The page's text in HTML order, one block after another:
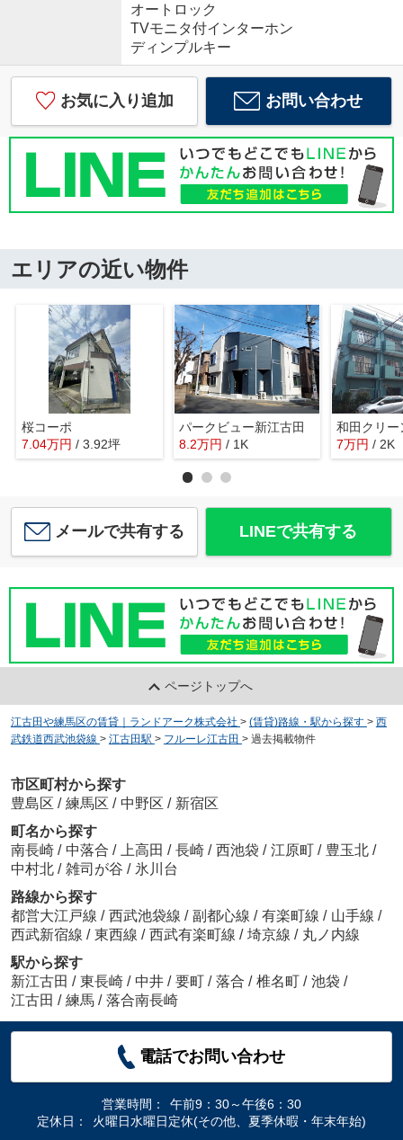
オートロック
TVモニタ付インターホン
ディンプルキー
お気に入り追加 お問い合わせ
エリアの近い物件
桜コーポ
7.04万円 / 3.92坪
パークビュー新江古田
8.2万円 / 1K 7万円 / 2K
メールで共有する LINEで共有する
ページトップへ
江古田や練馬区の賃貸｜ランドアーク株式会社 > (賃貸)路線・駅から探す > 西
武鉄道西武池袋線 > 江古田駅 > フルーレ江古田 > 過去掲載物件
市区町村から探す
豊島区 / 練馬区 / 中野区 / 新宿区
町名から探す
南長崎 / 中落合 / 上高田 / 長崎 / 西池袋 / 江原町 / 豊玉北 /
中村北 / 雑司が谷 / 氷川台
路線から探す
都営大江戸線 / 西武池袋線 / 副都心線 / 有楽町線 / 山手線 /
西武新宿線 / 東西線 / 西武有楽町線 / 埼京線 / 丸ノ内線
駅から探す
新江古田 / 東長崎 / 中井 / 要町 / 落合 / 椎名町 / 池袋 /
江古田 / 練馬 / 落合南長崎
電話でお問い合わせ
営業時間：
午前9：30～午後6：30
定休日：
火曜日水曜日定休(その他、夏季休暇・年末年始)